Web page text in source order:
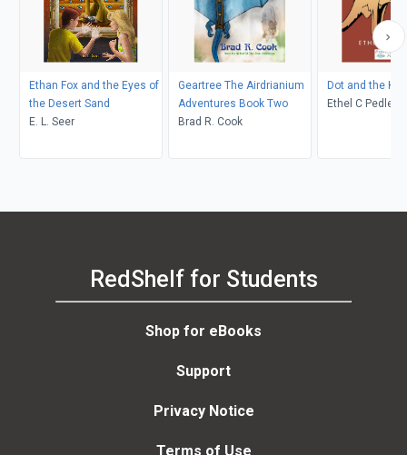
Ethan Fox and the Eyes of
the Desert Sand
E. L. Seer
Geartree The Airdrianium
Adventures Book Two
Brad R. Cook
Dot and the
Ethel C Pedley, Neralea T
RedShelf for Students
Shop for eBooks
Support
Privacy Notice
Terms of Use